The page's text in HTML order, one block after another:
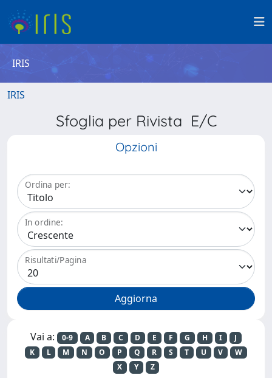
IRIS
IRIS
Sfoglia per Rivista E/C
Opzioni
Ordina per:
In ordine:
Risultati/Pagina
Vai a: 0-9 A B C D E F G H I
J
K
L M N O P Q R S T U V
W
X
Y Z